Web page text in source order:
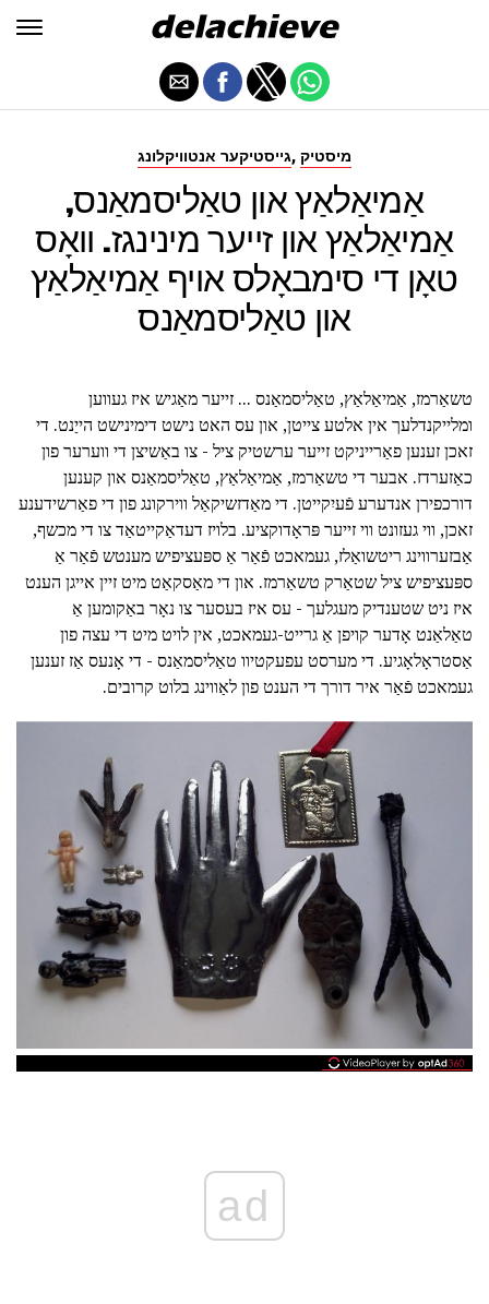
גייסטיקער אנטוויקלונג, מיסטיק
אַמיאַלאַץ און טאַליסמאַנס,
אַמיאַלאַץ און זייער מינינגז. וואָס
טאָן די סימבאָלס אויף אַמיאַלאַץ
און טאַליסמאַנס
טשאַרמז, אַמיאַלאַץ, טאַליסמאַנס ... זייער מאַגיש איז געווען
ומלייקנדלעך אין אלטע צייטן, און עס האט נישט דימינישט הייַנט. די
זאכן זענען פאַרייניקט זייער ערשטיק ציל - צו באַשיצן די ווערער פון
כאַזערדז. אבער די טשאַרמז, אַמיאַלאַץ, טאַליסמאַנס און קענען
דורכפירן אנדערע פֿעיִקייטן. די מאַדזשיקאַל ווירקונג פון די פאַרשידענע
זאכן, ווי געזונט ווי זייער פּראָדוקציע. בלויז דעדאַקייטאַד צו די מכשף,
אַבזערווינג ריטשואַלז, געמאכט פֿאַר אַ ספּעציפיש מענטש פֿאַר אַ
ספּעציפיש ציל שטאַרק טשאַרמז. און די מאַסקאַט מיט זיין אייגן הענט
איז ניט שטענדיק מעגלעך - עס איז בעסער צו נאָר באַקומען אַ
טאַלאַנט אָדער קויפן אַ גרייט-געמאכט, אין לויט מיט די עצה פון
אַסטראָלאָגיע. די מערסט עפעקטיוו טאַליסמאַנס - די אָנעס אַז זענען
געמאכט פֿאַר איר דורך די הענט פון לאַווינג בלוט קרובים.
ad